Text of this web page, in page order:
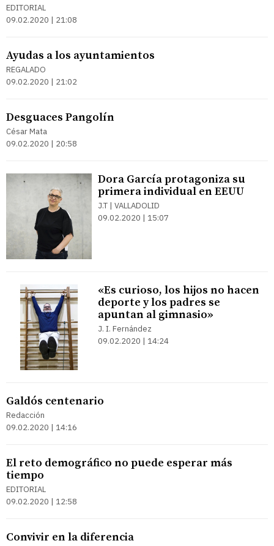
EDITORIAL
09.02.2020 | 21:08
Ayudas a los ayuntamientos
REGALADO
09.02.2020 | 21:02
Desguaces Pangolín
César Mata
09.02.2020 | 20:58
Dora García protagoniza su
primera individual en EEUU
J.T | VALLADOLID
09.02.2020 | 15:07
«Es curioso, los hijos no hacen
deporte y los padres se
apuntan al gimnasio»
J. I. Fernández
09.02.2020 | 14:24
Galdós centenario
Redacción
09.02.2020 | 14:16
El reto demográfico no puede esperar más
tiempo
EDITORIAL
09.02.2020 | 12:58
Convivir en la diferencia